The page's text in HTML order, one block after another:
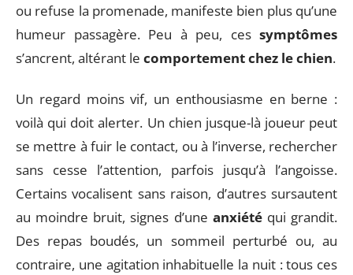
ou refuse la promenade, manifeste bien plus qu’une
humeur passagère. Peu à peu, ces symptômes
s’ancrent, altérant le comportement chez le chien.
Un regard moins vif, un enthousiasme en berne :
voilà qui doit alerter. Un chien jusque-là joueur peut
se mettre à fuir le contact, ou à l’inverse, rechercher
sans cesse l’attention, parfois jusqu’à l’angoisse.
Certains vocalisent sans raison, d’autres sursautent
au moindre bruit, signes d’une anxiétéqui grandit.
Des repas boudés, un sommeil perturbé ou, au
contraire, une agitation inhabituelle la nuit : tous ces